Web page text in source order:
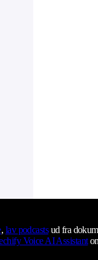
, lav podcastsud fra
Voice AI Assistant